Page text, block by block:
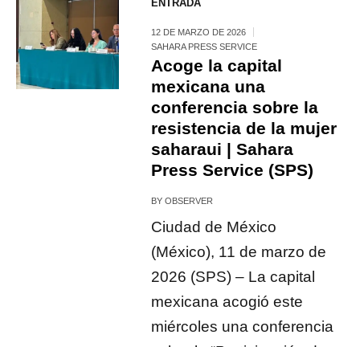
ENTRADA
12 DE MARZO DE 2026
SAHARA PRESS SERVICE
Acoge la capital
mexicana una
conferencia sobre la
resistencia de la mujer
saharaui | Sahara
Press Service (SPS)
BYOBSERVER
Ciudad de México
(México), 11 de marzo de
2026 (SPS) – La capital
mexicana acogió este
miércoles una conferencia